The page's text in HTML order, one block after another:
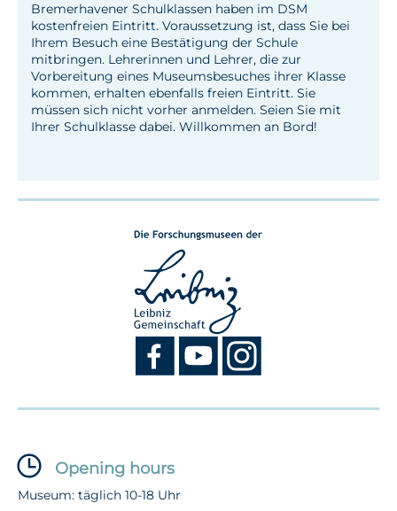
Bremerhavener Schulklassen haben im DSM
kostenfreien Eintritt. Voraussetzung ist, dass Sie bei
Ihrem Besuch eine Bestätigung der Schule
mitbringen. Lehrerinnen und Lehrer, die zur
Vorbereitung eines Museumsbesuches ihrer Klasse
kommen, erhalten ebenfalls freien Eintritt. Sie
müssen sich nicht vorher anmelden. Seien Sie mit
Ihrer Schulklasse dabei. Willkommen an Bord!
Opening hours
Museum: täglich 10-18 Uhr